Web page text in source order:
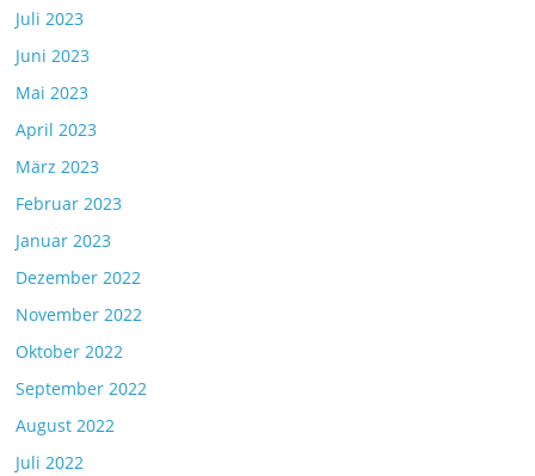
Juli 2023
Juni 2023
Mai 2023
April 2023
März 2023
Februar 2023
Januar 2023
Dezember 2022
November 2022
Oktober 2022
September 2022
August 2022
Juli 2022